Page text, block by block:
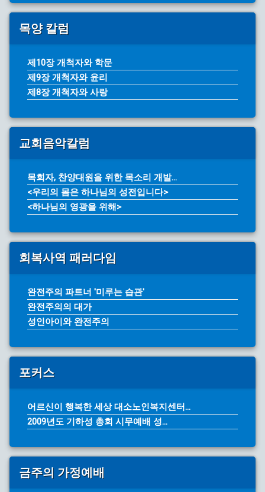
목양 칼럼
제10장 개척자와 학문
제9장 개척자와 윤리
제8장 개척자와 사랑
교회음악칼럼
목회자, 찬양대원을 위한 목소리 개발...
<우리의 몸은 하나님의 성전입니다>
<하나님의 영광을 위해>
회복사역 패러다임
완전주의 파트너 '미루는 습관'
완전주의의 대가
성인아이와 완전주의
포커스
어르신이 행복한 세상 대소노인복지센터...
2009년도 기하성 총회 시무예배 성...
금주의 가정예배